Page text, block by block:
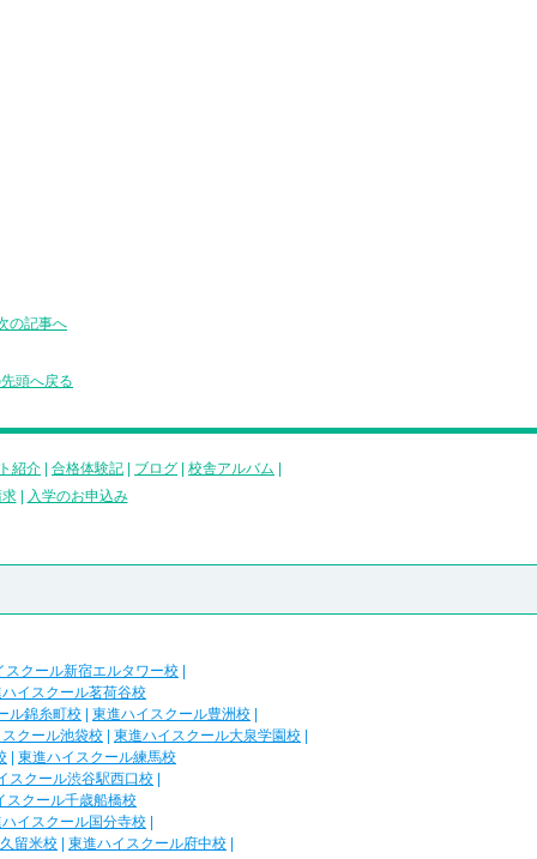
の記事へ
頭へ戻る
紹介 合格体験記 ブログ 校舎アルバム
|
入学のお申込み
スクール新宿エルタワー校
イスクール茗荷谷校
ル錦糸町校 東進ハイスクール豊洲校
クール池袋校 東進ハイスクール大泉学園校
東進ハイスクール練馬校
スクール渋谷駅西口校
スクール千歳船橋校
イスクール国分寺校
留米校 東進ハイスクール府中校